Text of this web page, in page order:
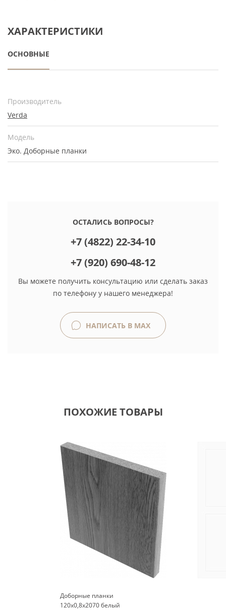
ХАРАКТЕРИСТИКИ
ОСНОВНЫЕ
Производитель
Verda
Модель
Эко. Доборные планки
ОСТАЛИСЬ ВОПРОСЫ?
+7 (4822) 22-34-10
+7 (920) 690-48-12
Вы можете получить консультацию или сделать заказ
по телефону у нашего менеджера!
НАПИСАТЬ В MAX
ПОХОЖИЕ ТОВАРЫ
Доборные планки
120x0,8x2070 белый